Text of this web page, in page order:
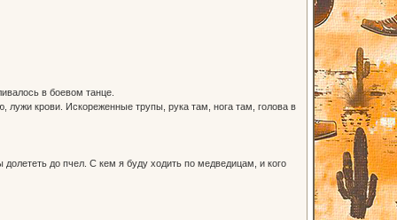
в боевом танце.
крови. Искореженные трупы, рука там, нога там, голова в
до пчел. С кем я буду ходить по медведицам, и кого